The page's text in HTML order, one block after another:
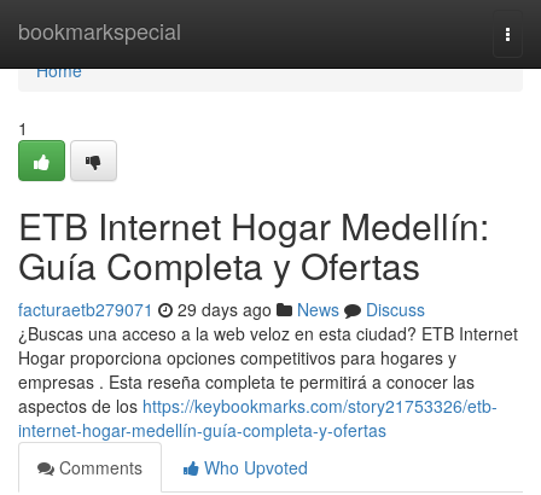
bookmarkspecial
Home
Home
1
ETB Internet Hogar Medellín:
Guía Completa y Ofertas
facturaetb279071 29 days ago News
Discuss
¿Buscas una acceso a la web veloz en esta ciudad? ETB Internet
Hogar proporciona opciones competitivos para hogares y
empresas . Esta reseña completa te permitirá a conocer las
aspectos de los https://keybookmarks.com/story21753326/etb-
internet-hogar-medellín-guía-completa-y-ofertas
Comments
Who Upvoted